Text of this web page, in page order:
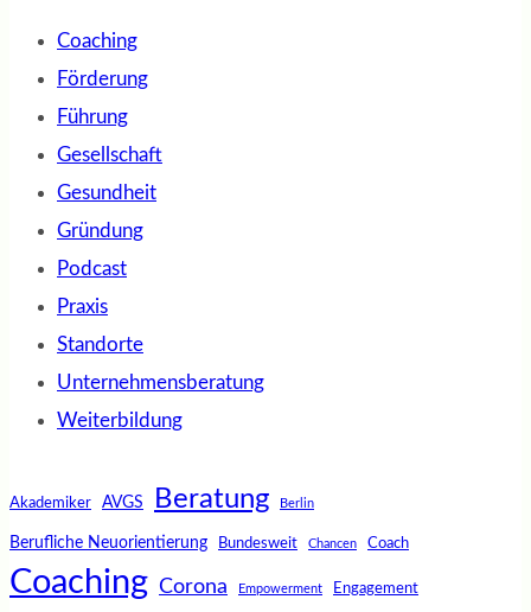
Coaching
Förderung
Führung
Gesellschaft
Gesundheit
Gründung
Podcast
Praxis
Standorte
Unternehmensberatung
Weiterbildung
Akademiker AVGS Beratung Berlin
Berufliche Neuorientierung Bundesweit Chancen Coach
Coaching Corona Empowerment Engagement